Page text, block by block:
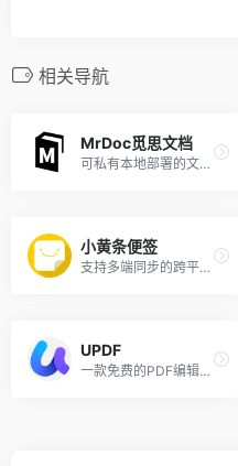
相关导航
MrDoc觅思文档
可私有本地部署的文档知识库系统！
小黄条便签
支持多端同步的跨平台任务清单！
UPDF
一款免费的PDF编辑器！